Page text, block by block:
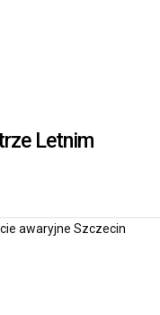
Letnim